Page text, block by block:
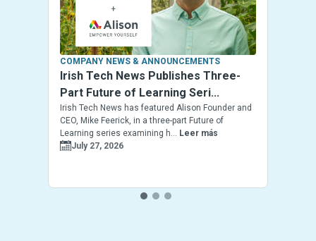
COMPANY NEWS & ANNOUNCEMENTS
Irish Tech News Publishes Three-
Part Future of Learning Seri...
Irish Tech News has featured Alison Founder and
CEO, Mike Feerick, in a three-part Future of
Learning series examining h... Leer más
July 27, 2026